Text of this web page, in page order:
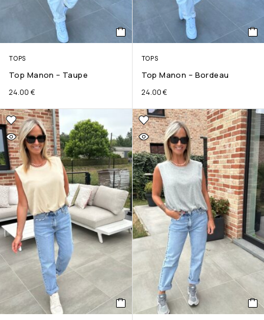
TOPS
Top Manon – Taupe
24.00 €
TOPS
Top Manon – Bordeau
24.00€